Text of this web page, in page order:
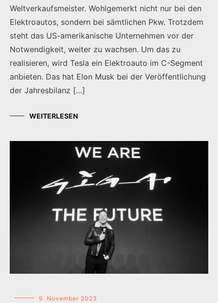
Weltverkaufsmeister. Wohlgemerkt nicht nur bei den
Elektroautos, sondern bei sämtlichen Pkw. Trotzdem
steht das US-amerikanische Unternehmen vor der
Notwendigkeit, weiter zu wachsen. Um das zu
realisieren, wird Tesla ein Elektroauto im C-Segment
anbieten. Das hat Elon Musk bei der Veröffentlichung
der Jahresbilanz […]
WEITERLESEN
9. November 2023